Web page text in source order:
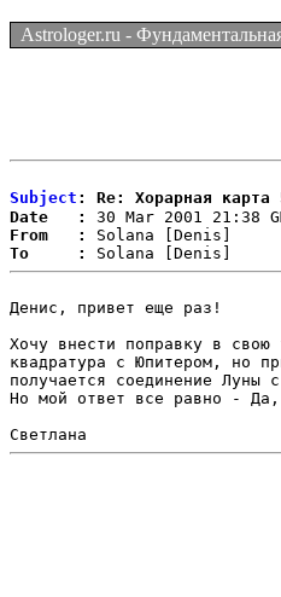
Astrologer.ru -
Subject : Re: Хорарная карта
Date   :
From   :
To     :
Денис, привет еще раз!
Хочу внести поправку в
квадратура с Юпитером, но
получается соединение Луны
Но мой ответ все равно - Да,